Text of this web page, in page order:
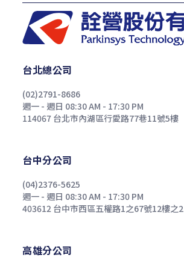
台北總公司
(02)2791-8686
週一 - 週日 08:30 AM - 17:30 PM
114067 台北市內湖區行愛路77巷11號5樓
台中分公司
(04)2376-5625
週一 - 週日 08:30 AM - 17:30 PM
403612 台中市西區五權路1之67號12樓之2
高雄分公司